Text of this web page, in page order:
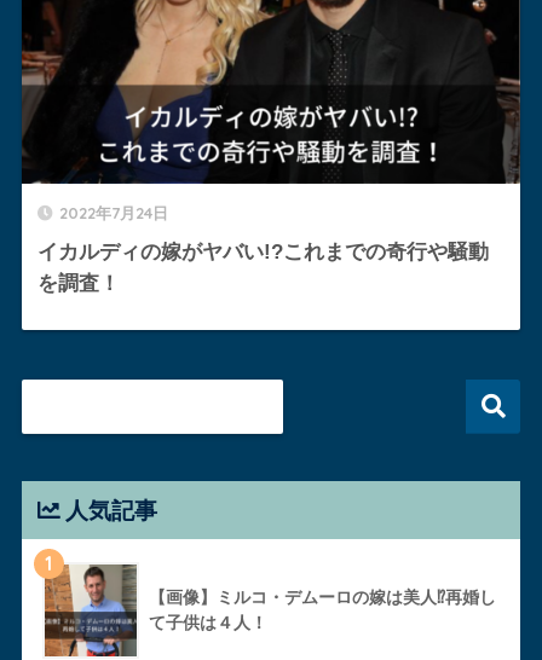
2022年7月24日
イカルディの嫁がヤバい!?これまでの奇行や騒動
を調査！
人気記事
1
【画像】ミルコ・デムーロの嫁は美人⁉︎再婚し
て子供は４人！